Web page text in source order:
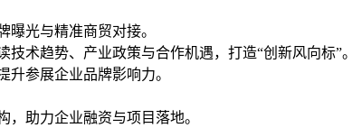
光与精准商贸对接。
术趋势、产业政策与合作机遇，打造“创新风向标”。
参展企业品牌影响力。
助力企业融资与项目落地。